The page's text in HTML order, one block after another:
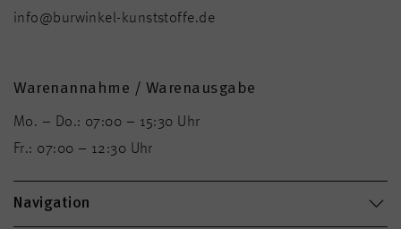
info@burwinkel-kunststoffe.de
Warenannahme / Warenausgabe
Mo. – Do.: 07:00 – 15:30 Uhr
Fr.: 07:00 – 12:30 Uhr
Navigation